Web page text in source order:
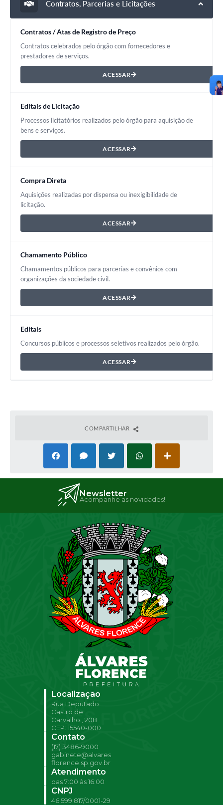
Contratos, Parcerias e Licitações
Contratos / Atas de Registro de Preço
Contratos celebrados pelo órgão com fornecedores e
prestadores de serviços.
ACESSAR
Editais de Licitação
Processos licitatórios realizados pelo órgão para aquisição de
bens e serviços.
ACESSAR
Compra Direta
Aquisições realizadas por dispensa ou inexigibilidade de
licitação.
ACESSAR
Chamamento Público
Chamamentos públicos para parcerias e convênios com
organizações da sociedade civil.
ACESSAR
Editais
Concursos públicos e processos seletivos realizados pelo órgão.
ACESSAR
COMPARTILHAR
Newsletter
Acompanhe as novidades!
Localização
Rua Deputado
Castro de
Carvalho , 208
CEP: 15540-000
Contato
(17) 3486-9000
gabinete@alvares
florence.sp.gov.br
Atendimento
das 7:00 às 16:00
CNPJ
46.599.817/0001-29